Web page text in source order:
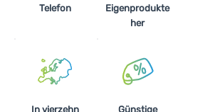
Telefon
Eigenprodukte
her
In vierzehn
Günstige